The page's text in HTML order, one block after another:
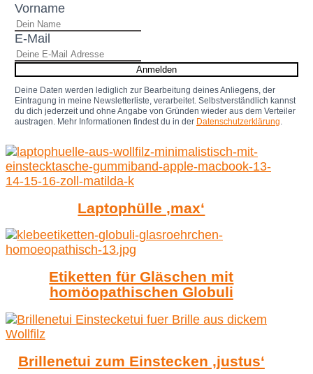
Vorname
E-Mail
Anmelden
Deine Daten werden lediglich zur Bearbeitung deines Anliegens, der
Eintragung in meine Newsletterliste, verarbeitet. Selbstverständlich kannst
du dich jederzeit und ohne Angabe von Gründen wieder aus dem Verteiler
austragen. Mehr Informationen findest du in der Datenschutzerklärung
Laptophülle ‚max‘
Etiketten für Gläschen mit
homöopathischen Globuli
Brillenetui zum Einstecken ‚justus‘